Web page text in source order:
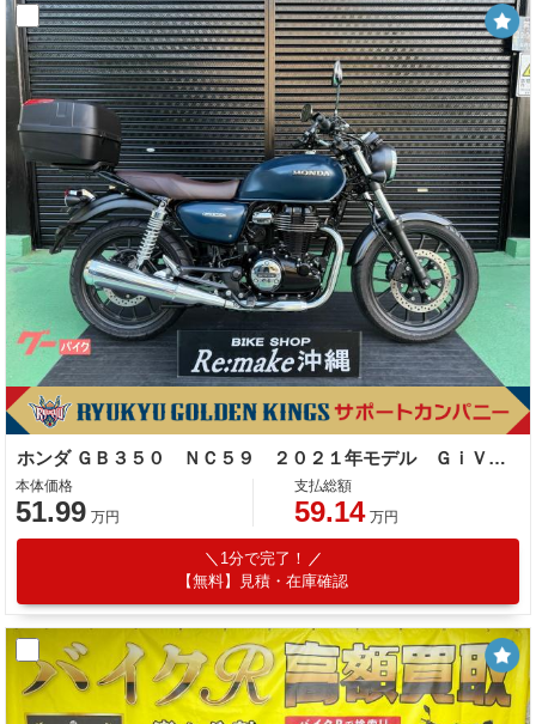
ホンダ ＧＢ３５０ ＮＣ５９ ２０２１年モデル ＧｉＶｉリアボックス リアキャリア スマホホルダー マットジーンズブルーメタリック
本体価格
51.99 万円
支払総額
59.14 万円
1分で完了！
【無料】見積・在庫確認